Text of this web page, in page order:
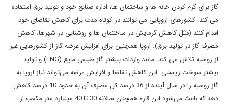
گاز برای گرم کردن خانه ها و ساختمان ها، اداره صنایع خود و تولید برق استفاده
می کند. کشورهای اروپایی می توانند در کوتاه مدت برای کاهش تقاضای خود
اقدام کنند (مثل کاهش گرمایش در ساختمان ها و روشنایی در شهرها، کاهش
مصرف گاز در تولید برق). اروپا همچنین برای افزایش عرضه گاز از کشورهایی غیر
از روسیه تلاش می کند، مانند وارداتِ بیشتر گاز طبیعی مایع (LNG) و تولید
بیشتر سوخت زیستی. این کاهش تقاضا و افزایش عرضه می‌تواند نیاز اروپا به
گاز روسیه را در سال آینده از 36 درصد کل مصرف آن به حدود 10 درصد کاهش
دهد که باعث می‌شود این قاره همچنان سالانه 30 تا 40 میلیارد متر مکعب از